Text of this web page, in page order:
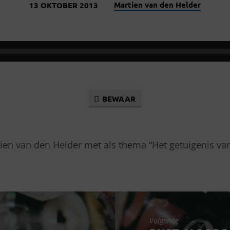
13 OKTOBER 2013 Martien van den Helder
BEWAAR
van den Helder met als thema “Het getuigenis
Volgende